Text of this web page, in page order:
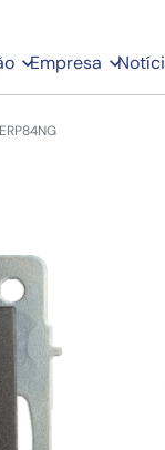
Empresa
ERP84NG